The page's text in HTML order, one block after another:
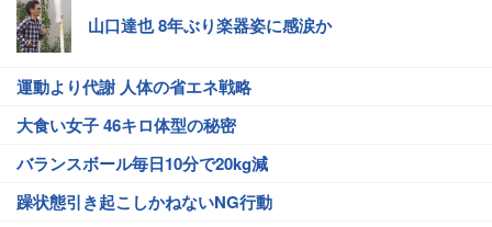
山口達也 8年ぶり楽器姿に感涙か
運動より代謝 人体の省エネ戦略
大食い女子 46キロ体型の秘密
バランスボール毎日10分で20kg減
躁状態引き起こしかねないNG行動